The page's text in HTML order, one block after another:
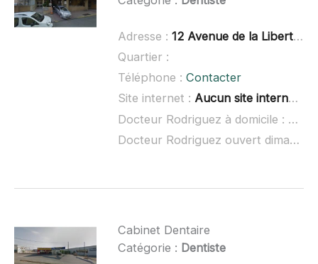
Adresse : 12 Avenue de la Liberté, 07200 Aubenas
Quartier :
Téléphone : Contacter
Site internet : Aucun site internet connu
Docteur Rodriguez à domicile :
non
Docteur Rodriguez ouvert dimanche :
Cabinet Dentaire
Catégorie : Dentiste